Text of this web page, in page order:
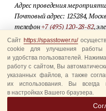
Для СМИ
Где купить билеты
Акции
Вопрос-ответ
Правила посещения
Уполномоченные
Адрес проведения
Почтовый адрес: 125284,
телефон+7 (495) 120-28-82,
info@spasstower.ru
© 2009-2025 Официальный
Разработка сайта —студия
Сайт https://spasstower.ru/
cookie для улучшения работы
и удобства пользователей.
работу с сайтом, Вы
указанных файлов, а также
их использования. Вы
в настройках Вашего браузера.